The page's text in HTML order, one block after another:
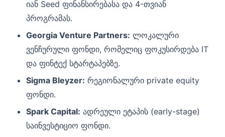
იან Seed ფინანსირებასა და 4-თვიან
პროგრამას.
Georgia Venture Partners: ლოკალური
ვენჩურული ფონდი, რომელიც ფოკუსირდება IT
და ფინტექ სტარტაპებზე.
Sigma Bleyzer: რეგიონალური private equity
ფონდი.
Spark Capital: ადრეული ეტაპის (early-stage)
საინვესტიციო ფონდი.